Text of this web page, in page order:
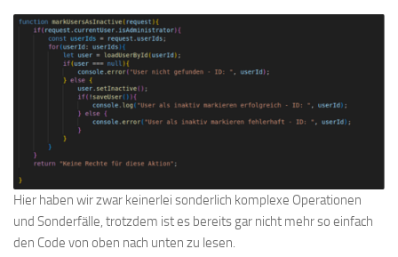
Hier haben wir zwar keinerlei sonderlich komplexe Operationen
und Sonderfälle, trotzdem ist es bereits gar nicht mehr so einfach
den Code von oben nach unten zu lesen.